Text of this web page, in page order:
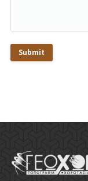
Submit